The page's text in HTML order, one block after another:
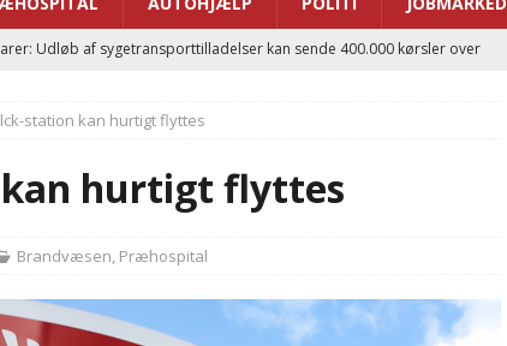
Udløb af sygetransporttilladelser kan sende 400.000 kørsler over
og el-sygetransportvogn til Samsø
brugte lidt længere tid på at komme af sted i 2025
politiuddannelse skal ruste betjentene til mere kompleks
gennemsnitlige responstid steg med 9 sekunder i 2025
station kan hurtigt flyttes
hurtigt flyttes
Brandvæsen, Præhospital